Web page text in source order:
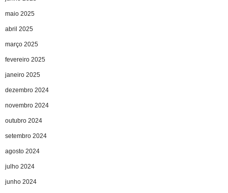
maio 2025
abril 2025
março 2025
fevereiro 2025
janeiro 2025
dezembro 2024
novembro 2024
outubro 2024
setembro 2024
agosto 2024
julho 2024
junho 2024